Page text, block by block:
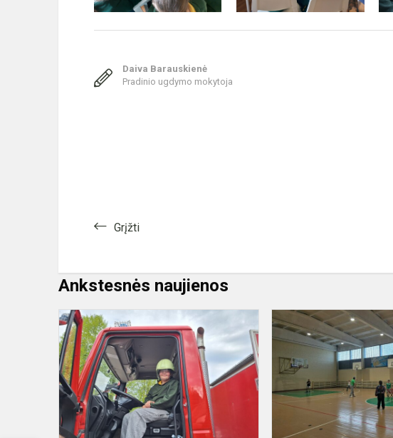
Daiva Barauskienė
Pradinio ugdymo mokytoja
Grįžti
Ankstesnės naujienos
Penktokų
paž...